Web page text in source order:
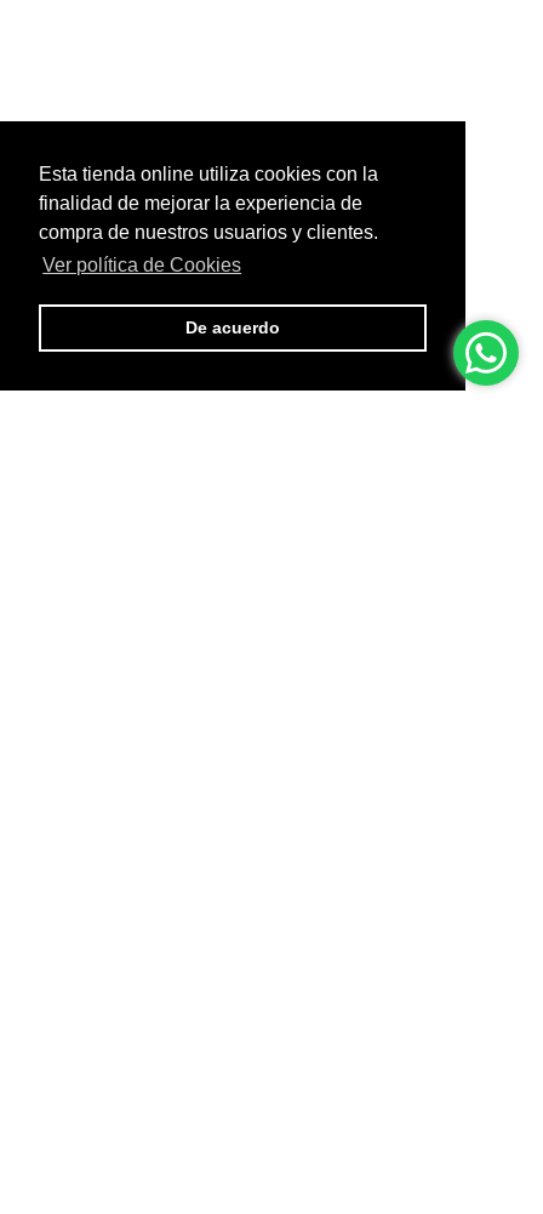
Esta tienda online utiliza cookies con la
finalidad de mejorar la experiencia de
compra de nuestros usuarios y clientes.
Ver política de Cookies
De acuerdo